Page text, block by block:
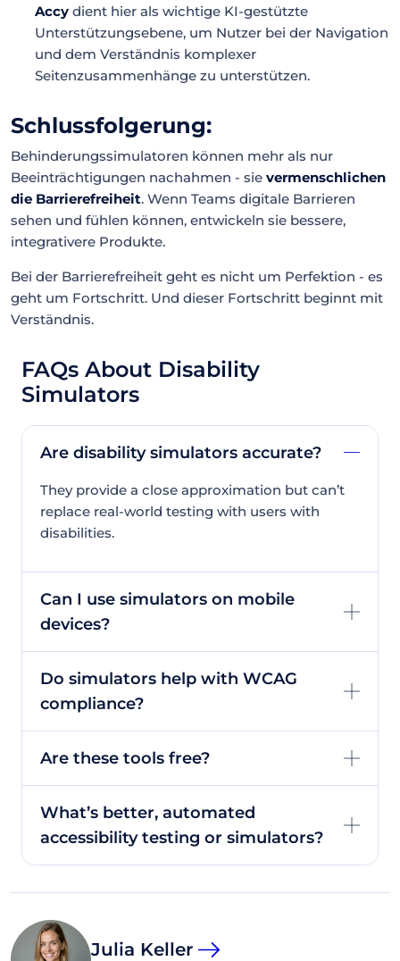
Accy dient hier als wichtige KI-gestützte
Unterstützungsebene, um Nutzer bei der Navigation
und dem Verständnis komplexer
Seitenzusammenhänge zu unterstützen.
Schlussfolgerung:
Behinderungssimulatoren können mehr als nur
Beeinträchtigungen nachahmen - sie vermenschlichen
die Barrierefreiheit. Wenn Teams digitale Barrieren
sehen und fühlen können, entwickeln sie bessere,
integrativere Produkte.
Bei der Barrierefreiheit geht es nicht um Perfektion - es
geht um Fortschritt. Und dieser Fortschritt beginnt mit
Verständnis.
FAQs About Disability
Simulators
Are disability simulators accurate?
They provide a close approximation but can’t
replace real-world testing with users with
disabilities.
Can I use simulators on mobile
devices?
Do simulators help with WCAG
compliance?
Are these tools free?
What’s better, automated
accessibility testing or simulators?
Julia Keller